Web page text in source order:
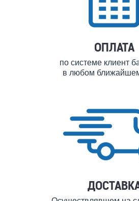
ОПЛАТА
по системе клиент
в любом